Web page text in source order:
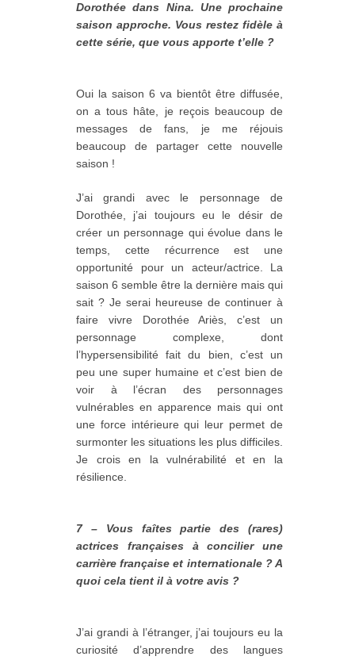
Dorothée dans Nina. Une prochaine
saison approche. Vous restez fidèle à
cette série, que vous apporte t’elle ?
Oui la saison 6 va bientôt être diffusée,
on a tous hâte, je reçois beaucoup de
messages de fans, je me réjouis
beaucoup de partager cette nouvelle
saison !
J’ai grandi avec le personnage de
Dorothée, j’ai toujours eu le désir de
créer un personnage qui évolue dans le
temps, cette récurrence est une
opportunité pour un acteur/actrice. La
saison 6 semble être la dernière mais qui
sait ? Je serai heureuse de continuer à
faire vivre Dorothée Ariès, c’est un
personnage complexe, dont
l’hypersensibilité fait du bien, c’est un
peu une super humaine et c’est bien de
voir à l’écran des personnages
vulnérables en apparence mais qui ont
une force intérieure qui leur permet de
surmonter les situations les plus difficiles.
Je crois en la vulnérabilité et en la
résilience.
7 – Vous faîtes partie des (rares)
actrices françaises à concilier une
carrière française et internationale ? A
quoi cela tient il à votre avis ?
J’ai grandi à l’étranger, j’ai toujours eu la
curiosité d’apprendre des langues